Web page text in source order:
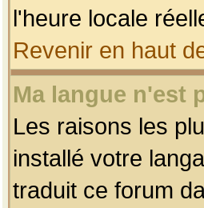
l'heure locale
Revenir en haut
Ma langue n'est
Les raisons les
installé votre
traduit ce forum